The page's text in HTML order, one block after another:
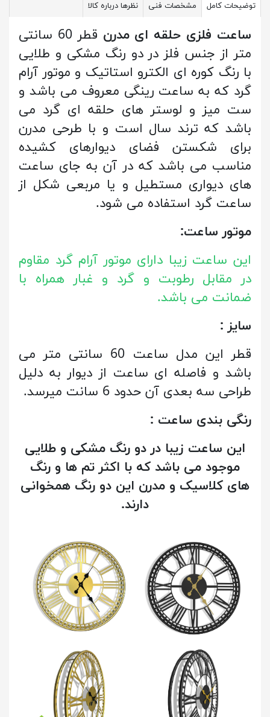
توضیحات کامل مشخصات فنی نظرها درباره کالا
ساعت فلزی حلقه ای مدرن
قطر 60 سانتی
متر از جنس فلز در دو رنگ مشکی و طلایی
با رنگ کوره ای الکترو استاتیک و موتور آرام
گرد که به ساعت رینگی معروف می باشد و
ست میز و لوستر های حلقه ای گرد می
باشد که ترند سال است و با طرحی مدرن
برای شکستن فضای دیوارهای کشیده
مناسب می باشد که در آن به جای ساعت
های دیواری مستطیل و یا مربعی شکل از
ساعت گرد استفاده می شود.
موتور ساعت:
این ساعت زیبا دارای موتور آرام گرد مقاوم
در مقابل رطوبت و گرد و غبار همراه با
ضمانت می باشد.
سایز :
قطر این مدل ساعت 60 سانتی متر می
باشد و فاصله ای ساعت از دیوار به دلیل
طراحی سه بعدی آن حدود 6 سانت میرسد.
رنگی بندی ساعت :
این ساعت زیبا در دو رنگ مشکی و طلایی
موجود می باشد که با اکثر تم ها و رنگ
های کلاسیک و مدرن این دو رنگ همخوانی
دارند.